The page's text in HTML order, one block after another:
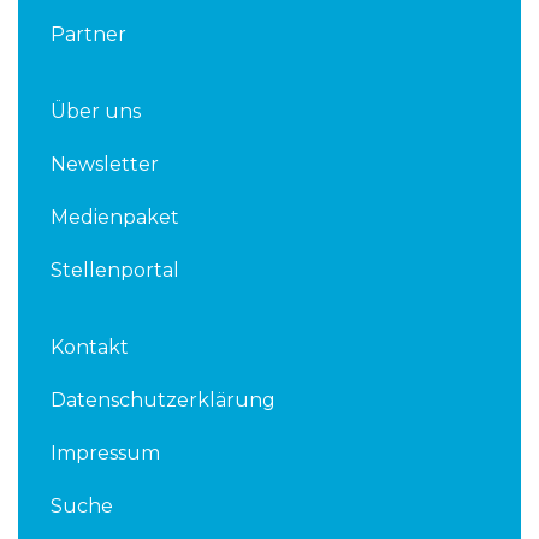
Partner
Über uns
Newsletter
Medienpaket
Stellenportal
Kontakt
Datenschutzerklärung
Impressum
Suche